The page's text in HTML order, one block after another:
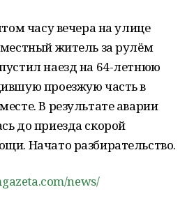
часу вечера на улице
житель за рулём
наезд на 64-летнюю
проезжую часть в
В результате аварии
до приезда скорой
Начато разбирательство.
news/